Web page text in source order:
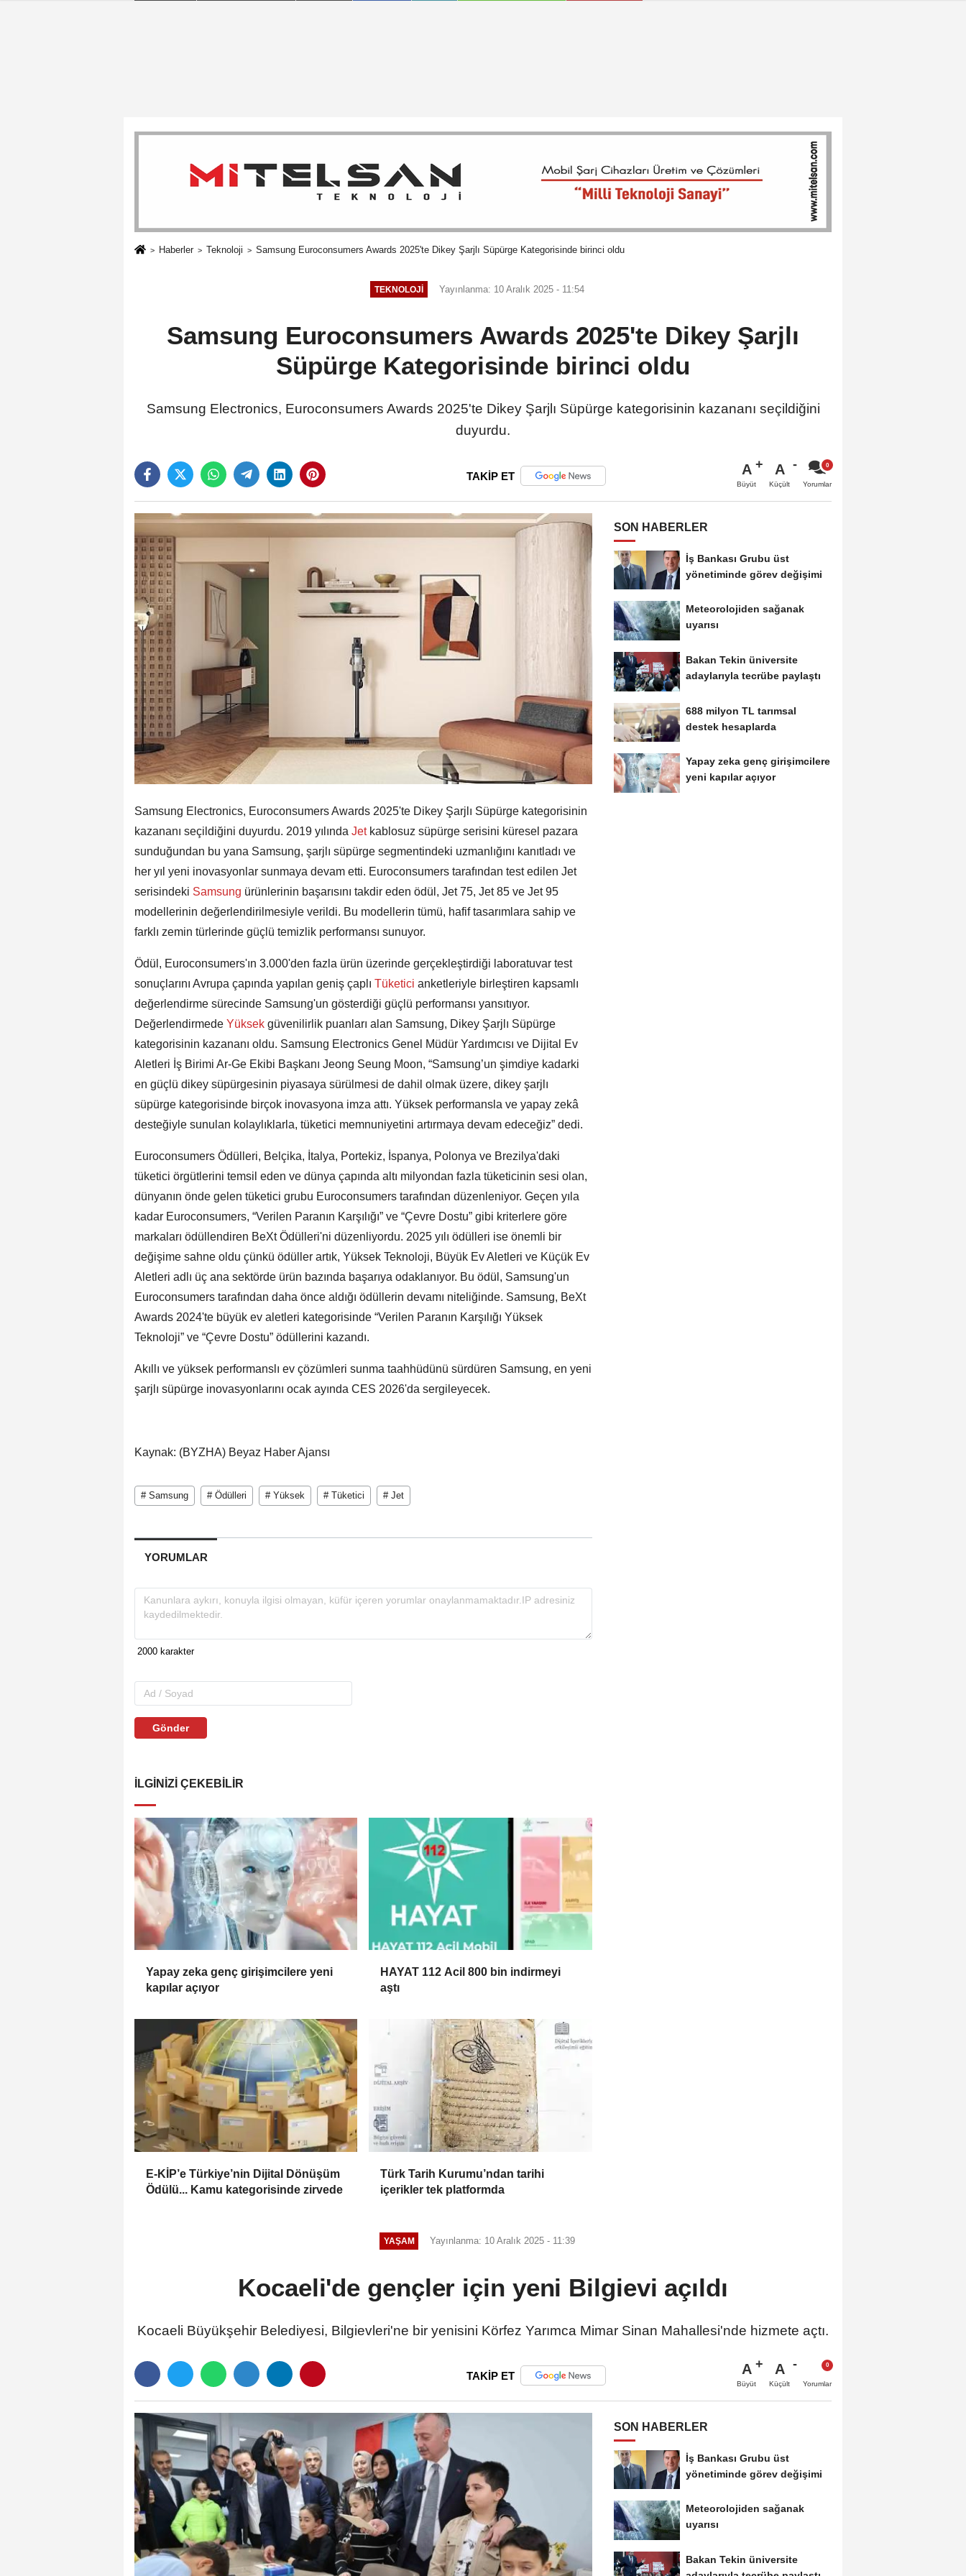
Haberler Teknoloji Samsung Euroconsumers Awards 2025'te Dikey Şarjlı Süpürge Kategorisinde birinci oldu
TEKNOLOJI Yayınlanma: 10 Aralık 2025 - 11:54
Samsung Euroconsumers Awards 2025'te Dikey Şarjlı
Süpürge Kategorisinde birinci oldu
Samsung Electronics, Euroconsumers Awards 2025'te Dikey Şarjlı Süpürge kategorisinin kazananı seçildiğini
duyurdu.
TAKİP ET A
Büyüt
A
Küçült Yorumlar
Samsung Electronics, Euroconsumers Awards 2025'te Dikey Şarjlı Süpürge kategorisinin
kazananı seçildiğini duyurdu. 2019 yılında Jet kablosuz süpürge serisini küresel pazara
sunduğundan bu yana Samsung, şarjlı süpürge segmentindeki uzmanlığını kanıtladı ve
her yıl yeni inovasyonlar sunmaya devam etti. Euroconsumers tarafından test edilen Jet
serisindeki Samsung ürünlerinin başarısını takdir eden ödül, Jet 75, Jet 85 ve Jet 95
modellerinin değerlendirilmesiyle verildi. Bu modellerin tümü, hafif tasarımlara sahip ve
farklı zemin türlerinde güçlü temizlik performansı sunuyor.
Ödül, Euroconsumers'ın 3.000'den fazla ürün üzerinde gerçekleştirdiği laboratuvar test
sonuçlarını Avrupa çapında yapılan geniş çaplı Tüketici anketleriyle birleştiren kapsamlı
değerlendirme sürecinde Samsung'un gösterdiği güçlü performansı yansıtıyor.
Değerlendirmede Yüksek güvenilirlik puanları alan Samsung, Dikey Şarjlı Süpürge
kategorisinin kazananı oldu. Samsung Electronics Genel Müdür Yardımcısı ve Dijital Ev
Aletleri İş Birimi Ar-Ge Ekibi Başkanı Jeong Seung Moon, “Samsung’un şimdiye kadarki
en güçlü dikey süpürgesinin piyasaya sürülmesi de dahil olmak üzere, dikey şarjlı
süpürge kategorisinde birçok inovasyona imza attı. Yüksek performansla ve yapay zekâ
desteğiyle sunulan kolaylıklarla, tüketici memnuniyetini artırmaya devam edeceğiz” dedi.
Euroconsumers Ödülleri, Belçika, İtalya, Portekiz, İspanya, Polonya ve Brezilya'daki
tüketici örgütlerini temsil eden ve dünya çapında altı milyondan fazla tüketicinin sesi olan,
dünyanın önde gelen tüketici grubu Euroconsumers tarafından düzenleniyor. Geçen yıla
kadar Euroconsumers, “Verilen Paranın Karşılığı” ve “Çevre Dostu” gibi kriterlere göre
markaları ödüllendiren BeXt Ödülleri'ni düzenliyordu. 2025 yılı ödülleri ise önemli bir
değişime sahne oldu çünkü ödüller artık, Yüksek Teknoloji, Büyük Ev Aletleri ve Küçük Ev
Aletleri adlı üç ana sektörde ürün bazında başarıya odaklanıyor. Bu ödül, Samsung'un
Euroconsumers tarafından daha önce aldığı ödüllerin devamı niteliğinde. Samsung, BeXt
Awards 2024'te büyük ev aletleri kategorisinde “Verilen Paranın Karşılığı Yüksek
Teknoloji” ve “Çevre Dostu” ödüllerini kazandı.
Akıllı ve yüksek performanslı ev çözümleri sunma taahhüdünü sürdüren Samsung, en yeni
şarjlı süpürge inovasyonlarını ocak ayında CES 2026'da sergileyecek.
Kaynak: (BYZHA) Beyaz Haber Ajansı
# Samsung # Ödülleri # Yüksek # Tüketici # Jet
YORUMLAR
Gönder
İLGINIZI ÇEKEBILIR
Yapay zeka genç girişimcilere yeni
kapılar açıyor
HAYAT 112 Acil 800 bin indirmeyi
aştı
E-KİP’e Türkiye’nin Dijital Dönüşüm
Ödülü... Kamu kategorisinde zirvede
Türk Tarih Kurumu’ndan tarihi
içerikler tek platformda
SON HABERLER
İş Bankası Grubu üst
yönetiminde görev değişimi
Meteorolojiden sağanak
uyarısı
Bakan Tekin üniversite
adaylarıyla tecrübe paylaştı
688 milyon TL tarımsal
destek hesaplarda
Yapay zeka genç girişimcilere
yeni kapılar açıyor
YAŞAM Yayınlanma: 10 Aralık 2025 - 11:39
Kocaeli'de gençler için yeni Bilgievi açıldı
Kocaeli Büyükşehir Belediyesi, Bilgievleri'ne bir yenisini Körfez Yarımca Mimar Sinan Mahallesi'nde hizmete açtı.
TAKİP ET A
Büyüt
A
Küçült Yorumlar
SON HABERLER
İş Bankası Grubu üst
yönetiminde görev değişimi
Meteorolojiden sağanak
uyarısı
Bakan Tekin üniversite